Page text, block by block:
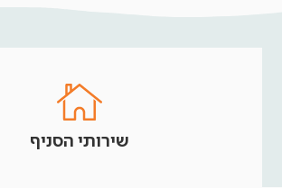
שירותי הסניף